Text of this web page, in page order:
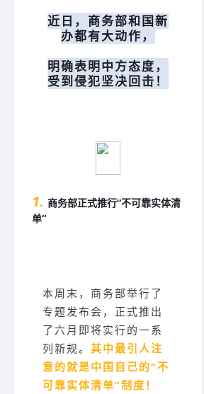
近日，商务部和国新
办都有大动作，
明确表明中方态度，
受到侵犯坚决回击！
1. 商务部正式推行“不可靠实体清
单“
本周末，商务部举行了
专题发布会，正式推出
了六月即将实行的一系
列新规。 其中最引人注
意的就是中国自己的“不
可靠实体清单”制度！